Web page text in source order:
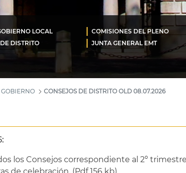
LOCAL COMISIONES DEL PLENO
DISTRITO JUNTA GENERAL EMT
CONSEJOS DE DISTRITO OLD 08.07.2026
los Consejos correspondiente al 2º